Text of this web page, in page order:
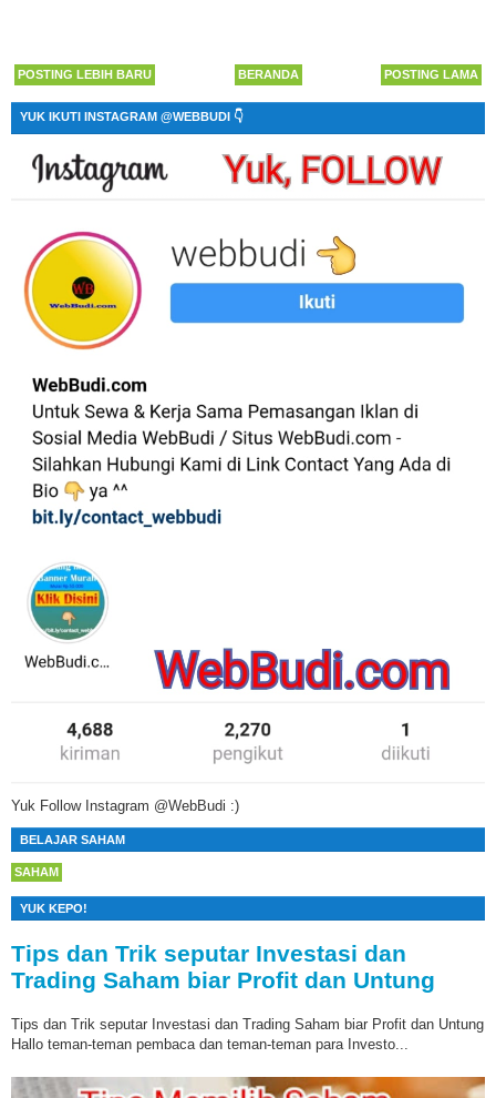
POSTING LEBIH BARU POSTING LAMA
BERANDA
YUK IKUTI INSTAGRAM @WEBBUDI 👇
Yuk Follow Instagram @WebBudi :)
BELAJAR SAHAM
SAHAM
YUK KEPO!
Tips dan Trik seputar Investasi dan
Trading Saham biar Profit dan Untung
Tips dan Trik seputar Investasi dan Trading Saham biar Profit dan Untung
Hallo teman-teman pembaca dan teman-teman para Investo...